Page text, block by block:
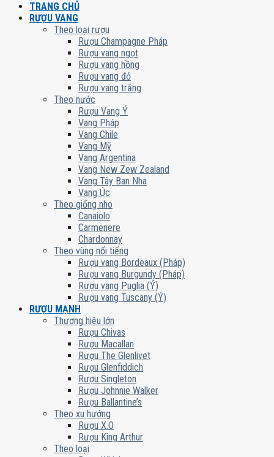
TRANG CHỦ
RƯỢU VANG
Theo loại rượu
Rượu Champagne Pháp
Rượu vang ngọt
Rượu vang hồng
Rượu vang đỏ
Rượu vang trắng
Theo nước
Rượu Vang Ý
Vang Pháp
Vang Chile
Vang Mỹ
Vang Argentina
Vang New Zew Zealand
Vang Tây Ban Nha
Vang Úc
Theo giống nho
Canaiolo
Carmenere
Chardonnay
Theo vùng nổi tiếng
Rượu vang Bordeaux (Pháp)
Rượu vang Burgundy (Pháp)
Rượu vang Puglia (Ý)
Rượu vang Tuscany (Ý)
RƯỢU MẠNH
Thương hiệu lớn
Rượu Chivas
Rượu Macallan
Rượu The Glenlivet
Rượu Glenfiddich
Rượu Singleton
Rượu Johnnie Walker
Rượu Ballantine’s
Theo xu hướng
Rượu X.O
Rượu King Arthur
Theo loại